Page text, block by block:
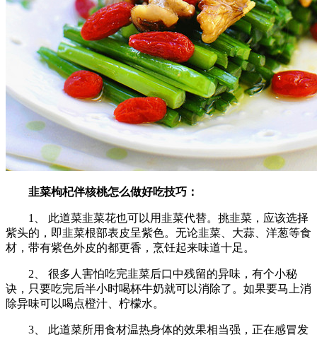
韭菜枸杞伴核桃怎么做好吃技巧：
1、 此道菜韭菜花也可以用韭菜代替。挑韭菜，应该选择
紫头的，即韭菜根部表皮呈紫色。无论韭菜、大蒜、洋葱等食
材，带有紫色外皮的都更香，烹饪起来味道十足。
2、 很多人害怕吃完韭菜后口中残留的异味，有个小秘
诀，只要吃完后半小时喝杯牛奶就可以消除了。如果要马上消
除异味可以喝点橙汁、柠檬水。
3、 此道菜所用食材温热身体的效果相当强，正在感冒发